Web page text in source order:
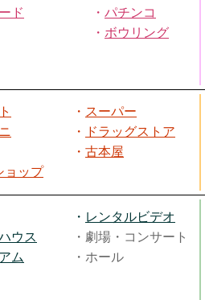
ド ・ パチンコ
・ ボウリング
・ スーパー
・
ドラッグストア
・ 古本屋
ョップ
・ レンタルビデオ
ウス
・劇場・コンサート
ム ・ホール